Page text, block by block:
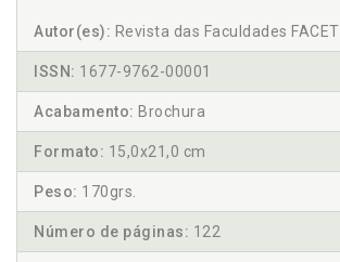
Autor(es): Revista das Faculdades FACET
ISSN: 1677-9762-00001
Acabamento: Brochura
Formato: 15,0x21,0 cm
Peso: 170grs.
Número de páginas: 122